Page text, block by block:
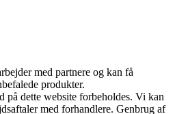
med partnere og kan få
produkter.
dette website forbeholdes. Vi kan
med forhandlere. Genbrug af